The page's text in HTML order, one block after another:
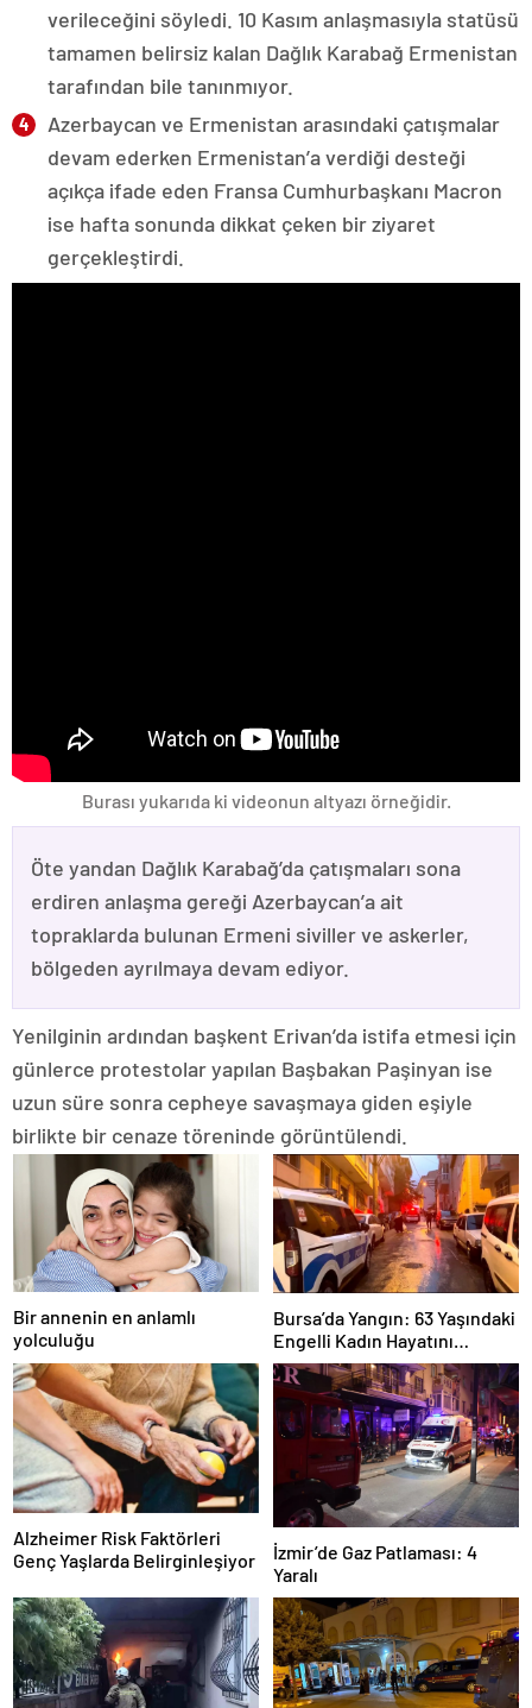
verileceğini söyledi. 10 Kasım anlaşmasıyla statüsü
tamamen belirsiz kalan Dağlık Karabağ Ermenistan
tarafından bile tanınmıyor.
Azerbaycan ve Ermenistan arasındaki çatışmalar
devam ederken Ermenistan’a verdiği desteği
açıkça ifade eden Fransa Cumhurbaşkanı Macron
ise hafta sonunda dikkat çeken bir ziyaret
gerçekleştirdi.
Burası yukarıda ki videonun altyazı örneğidir.
Öte yandan Dağlık Karabağ’da çatışmaları sona
erdiren anlaşma gereği Azerbaycan’a ait
topraklarda bulunan Ermeni siviller ve askerler,
bölgeden ayrılmaya devam ediyor.
Yenilginin ardından başkent Erivan’da istifa etmesi için
günlerce protestolar yapılan Başbakan Paşinyan ise
uzun süre sonra cepheye savaşmaya giden eşiyle
birlikte bir cenaze töreninde görüntülendi.
Bir annenin en anlamlı
yolculuğu
Bursa’da Yangın: 63 Yaşındaki
Engelli Kadın Hayatını
Kaybetti
Alzheimer Risk Faktörleri
Genç Yaşlarda Belirginleşiyor
İzmir’de Gaz Patlaması: 4
Yaralı